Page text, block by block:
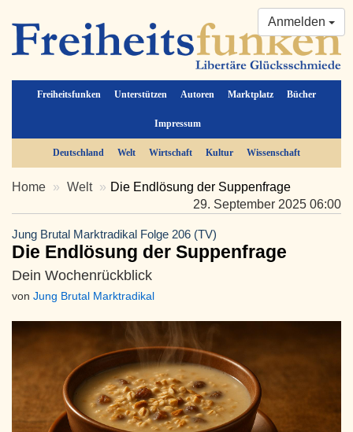
Freiheitsfunken Unterstützen Autoren Marktplatz Bücher
Impressum
Anmelden
Deutschland Welt Wirtschaft Kultur Wissenschaft
Home Welt
Die Endlösung der Suppenfrage
29. September 2025 06:00
Jung Brutal Marktradikal Folge 206 (TV)
Die Endlösung der Suppenfrage
Dein Wochenrückblick
von Jung Brutal Marktradikal